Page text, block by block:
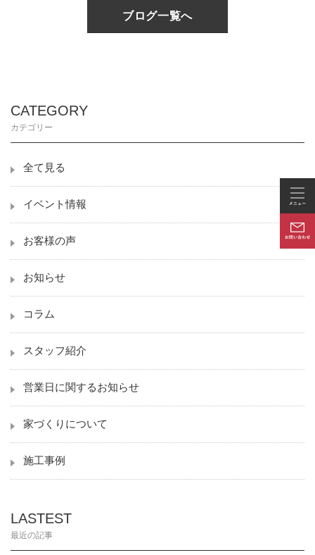
CATEGORY
カテゴリー
全て見る
イベント情報
お客様の声
お知らせ
コラム
スタッフ紹介
営業日に関するお知らせ
家づくりについて
施工事例
LASTEST
最近の記事
ブログ一覧へ